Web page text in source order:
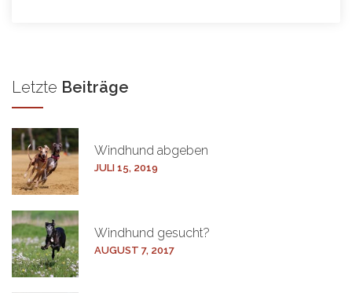
Letzte Beiträge
Windhund abgeben
JULI 15, 2019
Windhund gesucht?
AUGUST 7, 2017